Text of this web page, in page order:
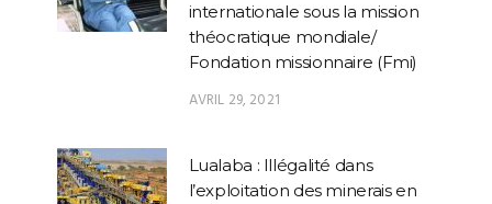
internationale sous la mission
théocratique mondiale/
Fondation missionnaire (Fmi)
AVRIL 29, 2021
Lualaba : Illégalité dans
l’exploitation des minerais en